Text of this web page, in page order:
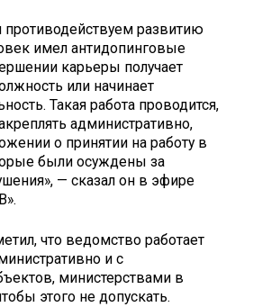
развитию
имел антидопинговые
карьеры получает
или начинает
Такая работа проводится,
административно,
о принятии на работу в
были осуждены за
— сказал он в эфире
что ведомство работает
и с
министерствами в
этого не допускать.